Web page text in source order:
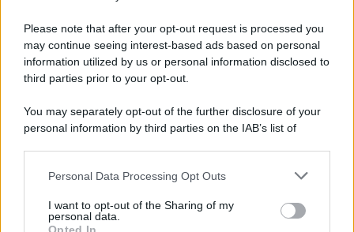
Please note that after your opt-out request is processed you
may continue seeing interest-based ads based on personal
information utilized by us or personal information disclosed to
third parties prior to your opt-out.
You may separately opt-out of the further disclosure of your
personal information by third parties on the IAB’s list of
This information may also be disclosed by us to third parties
disclose it to other third parties.
Personal Data Processing Opt Outs
I want to opt-out of the Sharing of my
personal data.
ISCRIZIONE AL ROC N. 35792 – ISCRITTA ALL’ANSO
(ASSOCIAZIONE NAZIONALE STAMPA ONLINE)
PREFERENZE PRIVACY